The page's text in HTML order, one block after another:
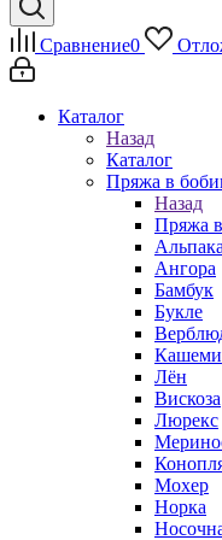
Сравнение0
Каталог
Назад
Каталог
Пряжа в
Назад
Пряжа
Альпака
Ангора
Бамбук
Букле
Лён
Вискоза
Люрекс
Мохер
Норка